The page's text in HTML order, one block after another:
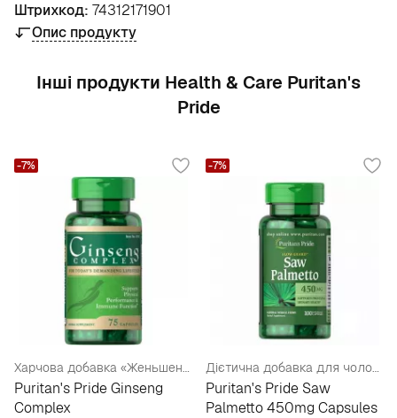
Штрихкод: 74312171901
Опис продукту
Інші продукти Health & Care Puritan's
Pride
Харчова добавка «Женьшень комплекс»
Puritan's Pride Ginseng
Complex
-7%
Дієтична добавка для чоловіків
Puritan's Pride Saw
Palmetto 450mg Capsules
-7%